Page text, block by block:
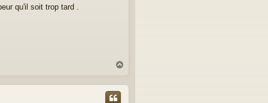
qu'il soit trop tard .
u